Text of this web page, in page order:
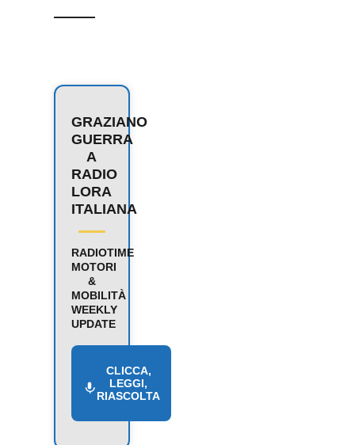
GRAZIANO
GUERRA
A
RADIO
LORA
ITALIANA
RADIOTIME
MOTORI
&
MOBILITÀ
WEEKLY
UPDATE
CLICCA,
LEGGI,
RIASCOLTA